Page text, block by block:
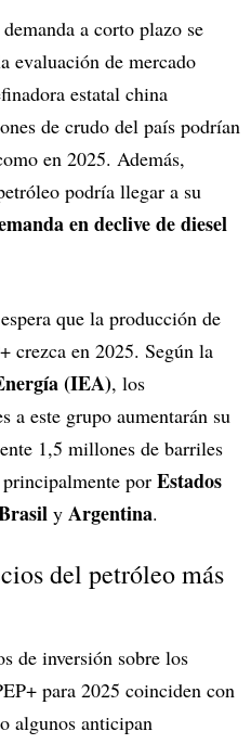
a corto plazo se
evaluación de mercado
estatal china
de crudo del país podrían
en 2025. Además,
podría llegar a su
en declive de diesel
que la producción de
crezca en 2025. Según la
(IEA), los
a este grupo aumentarán su
1,5 millones de barriles
por Estados
y Argentina.
del petróleo más
de inversión sobre los
para 2025 coinciden con
algunos anticipan